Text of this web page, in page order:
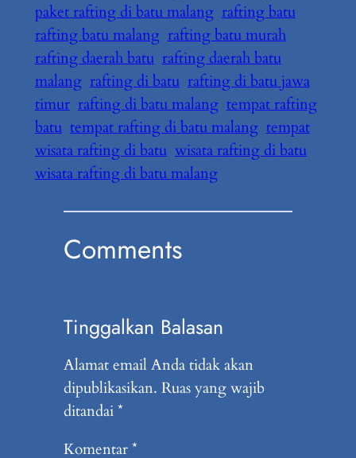
paket rafting di batu malang rafting batu
rafting batu malang rafting batu murah
rafting daerah batu rafting daerah batu
malang rafting di batu rafting di batu jawa
timur rafting di batu malang tempat rafting
batu tempat rafting di batu malang tempat
wisata rafting di batu wisata rafting di batu
wisata rafting di batu malang
Comments
Tinggalkan Balasan
Alamat email Anda tidak akan
dipublikasikan. Ruas yang wajib
ditandai*
Komentar*